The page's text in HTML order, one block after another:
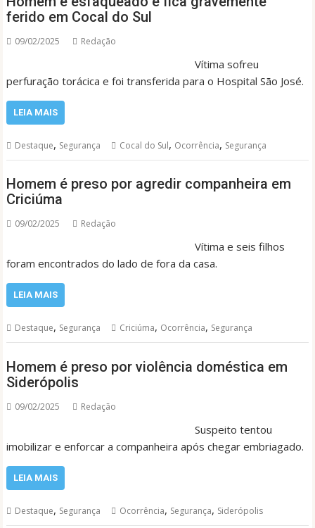
ferido em Cocal do Sul
09/02/2025 Redação
Vítima sofreu
perfuração torácica e foi transferida para o Hospital São José.
LEIA MAIS
Destaque, Segurança Cocal do Sul, Ocorrência, Segurança
Homem é preso por agredir companheira em
Criciúma
09/02/2025 Redação
Vítima e seis filhos
foram encontrados do lado de fora da casa.
LEIA MAIS
Destaque, Segurança Criciúma, Ocorrência, Segurança
Homem é preso por violência doméstica em
Siderópolis
09/02/2025 Redação
Suspeito tentou
imobilizar e enforcar a companheira após chegar embriagado.
LEIA MAIS
Destaque, Segurança Ocorrência, Segurança, Siderópolis